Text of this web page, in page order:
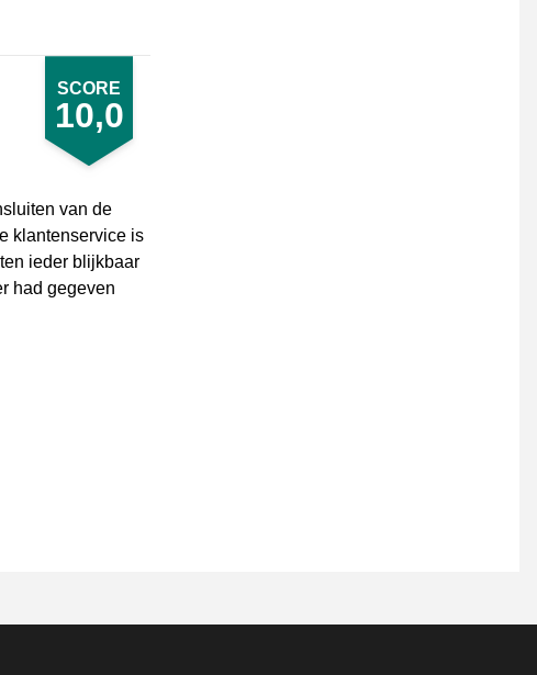
SCORE
10,0
van de
klantenservice is
ieder blijkbaar
had gegeven